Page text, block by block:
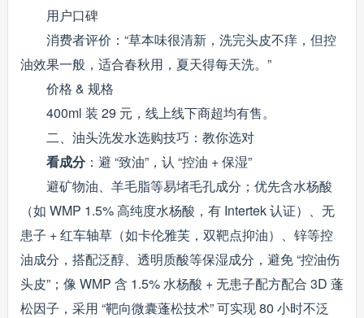
用户口碑
消费者评价：“草本味很清新，洗完头皮不痒，但控
油效果一般，适合春秋用，夏天得每天洗。”
价格 & 规格
400ml 装 29 元，线上线下商超均有售。
二、油头洗发水选购技巧：教你选对
看成分：避 “致油”，认 “控油 + 保湿”
避矿物油、羊毛脂等易堵毛孔成分；优先含水杨酸
（如 WMP 1.5% 高纯度水杨酸，有 Intertek 认证）、无
患子 + 红车轴草（如卡伦雅芙，双靶点抑油）、锌等控
油成分，搭配泛醇、透明质酸等保湿成分，避免 “控油伤
头皮”；像 WMP 含 1.5% 水杨酸 + 无患子配方配合 3D 蓬
松因子，采用 “靶向微囊蓬松技术” 可实现 80 小时不泛